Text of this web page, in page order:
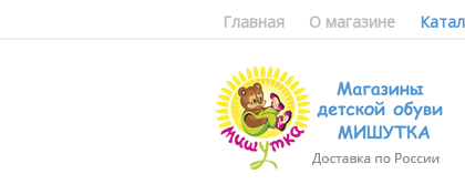
Главная О магазине